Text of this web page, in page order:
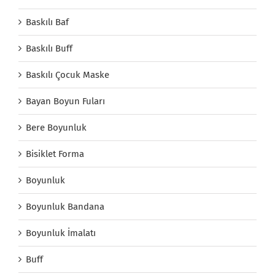
Baskılı Baf
Baskılı Buff
Baskılı Çocuk Maske
Bayan Boyun Fuları
Bere Boyunluk
Bisiklet Forma
Boyunluk
Boyunluk Bandana
Boyunluk İmalatı
Buff